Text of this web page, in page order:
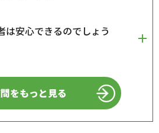
は安心できるのでしょう
をもっと見る